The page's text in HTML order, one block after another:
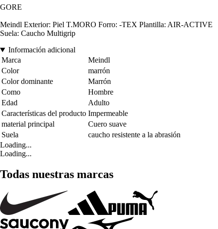
GORE
Meindl Exterior: Piel T.MORO Forro: -TEX Plantilla: AIR-ACTIVE
Suela: Caucho Multigrip
Información adicional
Marca
Meindl
Color
marrón
Color dominante
Marrón
Como
Hombre
Edad
Adulto
Características del producto Impermeable
material principal
Cuero suave
Suela
caucho resistente a la abrasión
Loading...
Loading...
Todas nuestras marcas